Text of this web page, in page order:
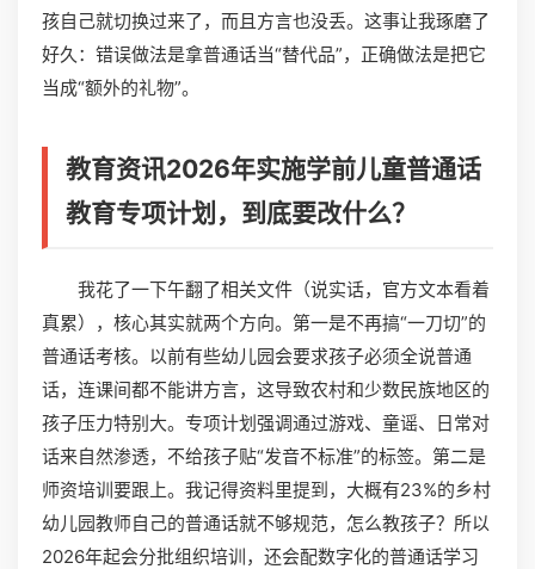
孩自己就切换过来了，而且方言也没丢。这事让我琢磨了
好久：错误做法是拿普通话当“替代品”，正确做法是把它
当成“额外的礼物”。
教育资讯2026年实施学前儿童普通话
教育专项计划，到底要改什么？
我花了一下午翻了相关文件（说实话，官方文本看着
真累），核心其实就两个方向。第一是不再搞“一刀切”的
普通话考核。以前有些幼儿园会要求孩子必须全说普通
话，连课间都不能讲方言，这导致农村和少数民族地区的
孩子压力特别大。专项计划强调通过游戏、童谣、日常对
话来自然渗透，不给孩子贴“发音不标准”的标签。第二是
师资培训要跟上。我记得资料里提到，大概有23%的乡村
幼儿园教师自己的普通话就不够规范，怎么教孩子？所以
2026年起会分批组织培训，还会配数字化的普通话学习